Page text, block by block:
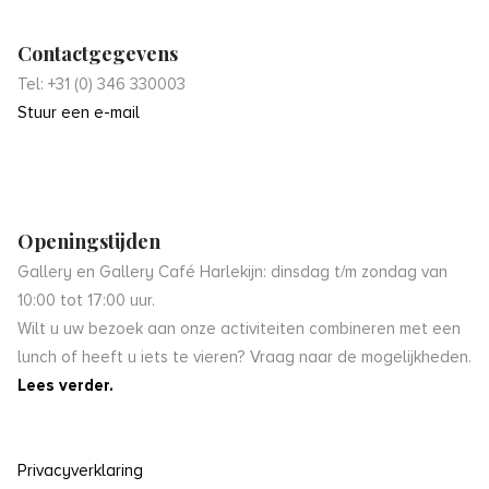
Contactgegevens
Tel: +31 (0) 346 330003
Stuur een e-mail
Openingstijden
Gallery en Gallery Café Harlekijn: dinsdag t/m zondag van
10:00 tot 17:00 uur.
Wilt u uw bezoek aan onze activiteiten combineren met een
lunch of heeft u iets te vieren? Vraag naar de mogelijkheden.
Lees verder.
Privacyverklaring